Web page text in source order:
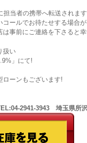
当者の携帯へ転送されます
ールでお待たせする場合
事前にご連絡を下さると幸
扱い
」にて!
ローンもございます!
2941-3943 埼玉県所